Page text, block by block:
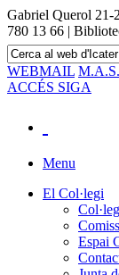
Gabriel Querol 21-
780 13 66 |
WEBMAIL
ACCÉS SIGA
Menu
El Col·legi
Espai